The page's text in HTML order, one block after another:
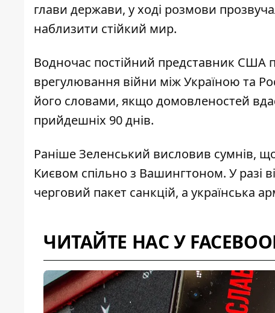
глави держави, у ході розмови
наблизити стійкий мир.
Водночас постійний представник
врегулювання війни між Україною та
його словами, якщо домовленостей
прийдешніх 90 днів.
РанішеЗеленський висловив сумнів,
Києвом спільно з Вашингтоном. У разі
черговий пакет санкцій, а українська
ЧИТАЙТЕ НАС У